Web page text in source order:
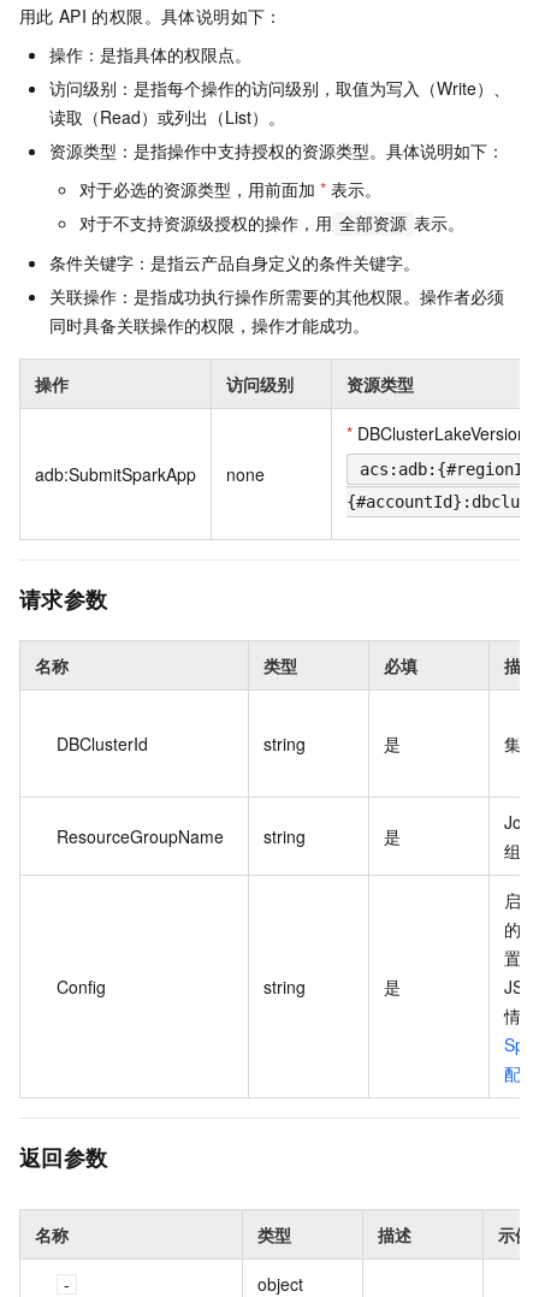
用此 API 的权限。具体说明如下：
操作：是指具体的权限点。
访问级别：是指每个操作的访问级别，取值为写入（Write）、
读取（Read）或列出（List）。
资源类型：是指操作中支持授权的资源类型。具体说明如下：
对于必选的资源类型，用前面加 * 表示。
对于不支持资源级授权的操作，用 全部资源 表示。
条件关键字：是指云产品自身定义的条件关键字。
关联操作：是指成功执行操作所需要的其他权限。操作者必须
同时具备关联操作的权限，操作才能成功。
操作 访问级别 资源类型
adb:SubmitSparkApp none
* DBClusterLakeVersion
请求参数
名称 类型 必填 描述
DBClusterId string 是 集
ResourceGroupName string 是
Job
组
Config string 是
启
的
置
情
配置
返回参数
名称 类型 描述 示例
object